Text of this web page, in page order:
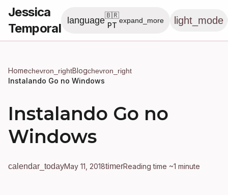
Jessica
Temporal
language
🇧🇷
PT
expand_more light_mode
Homechevron_rightBlogchevron_right
Instalando Go no Windows
Instalando Go no
Windows
calendar_todayMay 11, 2018timerReading time ~1 minute